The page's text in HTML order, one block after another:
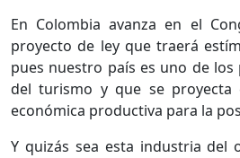
En Colombia avanza en el
proyecto de ley que traerá
pues nuestro país es uno de
del turismo y que se proyecta
económica productiva para la
Y quizás sea esta industria del